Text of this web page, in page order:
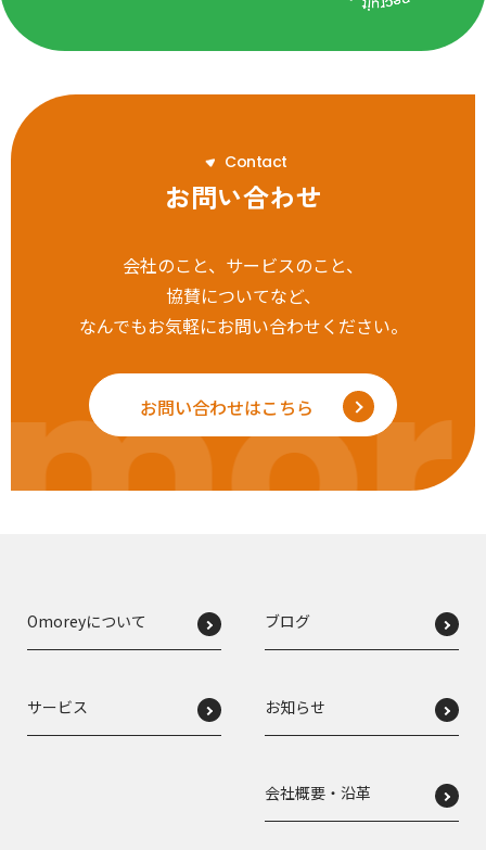
Contact
お問い合わせ
会社のこと、サービスのこと、
協賛についてなど、
なんでもお気軽にお問い合わせください。
お問い合わせはこちら
Omoreyについて
サービス
ブログ
お知らせ
会社概要・沿革